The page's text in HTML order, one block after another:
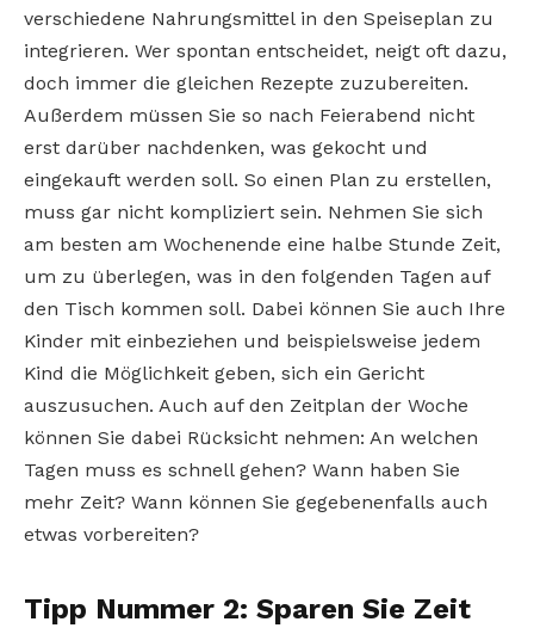
verschiedene Nahrungsmittel in den Speiseplan zu
integrieren. Wer spontan entscheidet, neigt oft dazu,
doch immer die gleichen Rezepte zuzubereiten.
Außerdem müssen Sie so nach Feierabend nicht
erst darüber nachdenken, was gekocht und
eingekauft werden soll. So einen Plan zu erstellen,
muss gar nicht kompliziert sein. Nehmen Sie sich
am besten am Wochenende eine halbe Stunde Zeit,
um zu überlegen, was in den folgenden Tagen auf
den Tisch kommen soll. Dabei können Sie auch Ihre
Kinder mit einbeziehen und beispielsweise jedem
Kind die Möglichkeit geben, sich ein Gericht
auszusuchen. Auch auf den Zeitplan der Woche
können Sie dabei Rücksicht nehmen: An welchen
Tagen muss es schnell gehen? Wann haben Sie
mehr Zeit? Wann können Sie gegebenenfalls auch
etwas vorbereiten?
Tipp Nummer 2: Sparen Sie Zeit